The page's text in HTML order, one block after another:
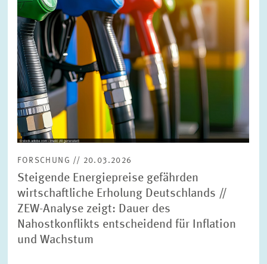
FORSCHUNG // 20.03.2026
Steigende Energiepreise gefährden
wirtschaftliche Erholung Deutschlands //
ZEW-Analyse zeigt: Dauer des
Nahostkonflikts entscheidend für Inflation
und Wachstum